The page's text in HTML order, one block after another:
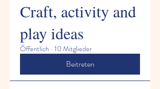
Craft, activity and
play ideas
Öffentlich · 10 Mitglieder
Beitreten